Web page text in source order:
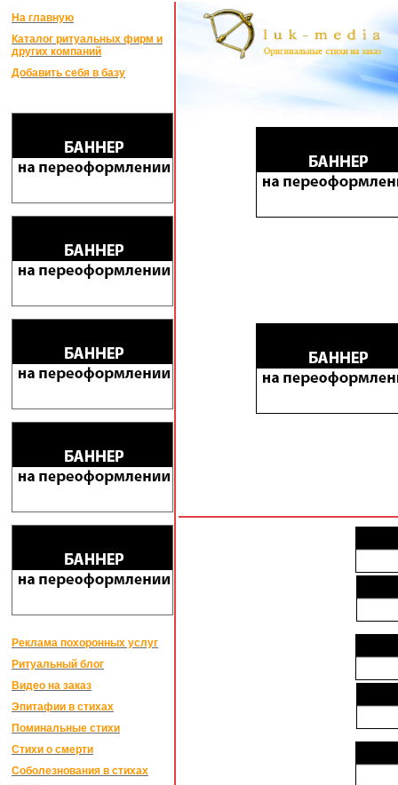
На главную
Каталог ритуальных фирм и
других компаний
Добавить себя в базу
Реклама похоронных услуг
Ритуальный блог
Видео на заказ
Эпитафии в стихах
Поминальные стихи
Стихи о смерти
Соболезнования в стихах